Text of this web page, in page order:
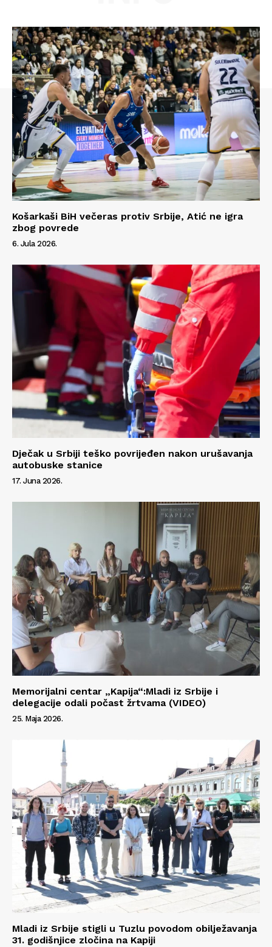
Info
O nama
Kontakt
Impressum
Košarkaši BiH večeras protiv Srbije, Atić ne igra
zbog povrede
6. Jula 2026.
Dječak u Srbiji teško povrijeđen nakon urušavanja
autobuske stanice
17. Juna 2026.
Memorijalni centar „Kapija“:Mladi iz Srbije i
delegacije odali počast žrtvama (VIDEO)
25. Maja 2026.
Mladi iz Srbije stigli u Tuzlu povodom obilježavanja
31. godišnjice zločina na Kapiji